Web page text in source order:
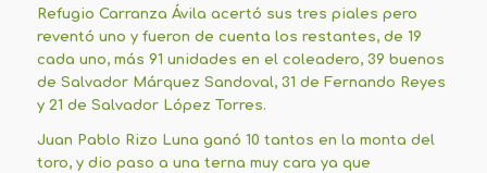
Refugio Carranza Ávila acertó sus tres piales pero
reventó uno y fueron de cuenta los restantes, de 19
cada uno, más 91 unidades en el coleadero, 39 buenos
de Salvador Márquez Sandoval, 31 de Fernando Reyes
y 21 de Salvador López Torres.
Juan Pablo Rizo Luna ganó 10 tantos en la monta del
toro, y dio paso a una terna muy cara ya que